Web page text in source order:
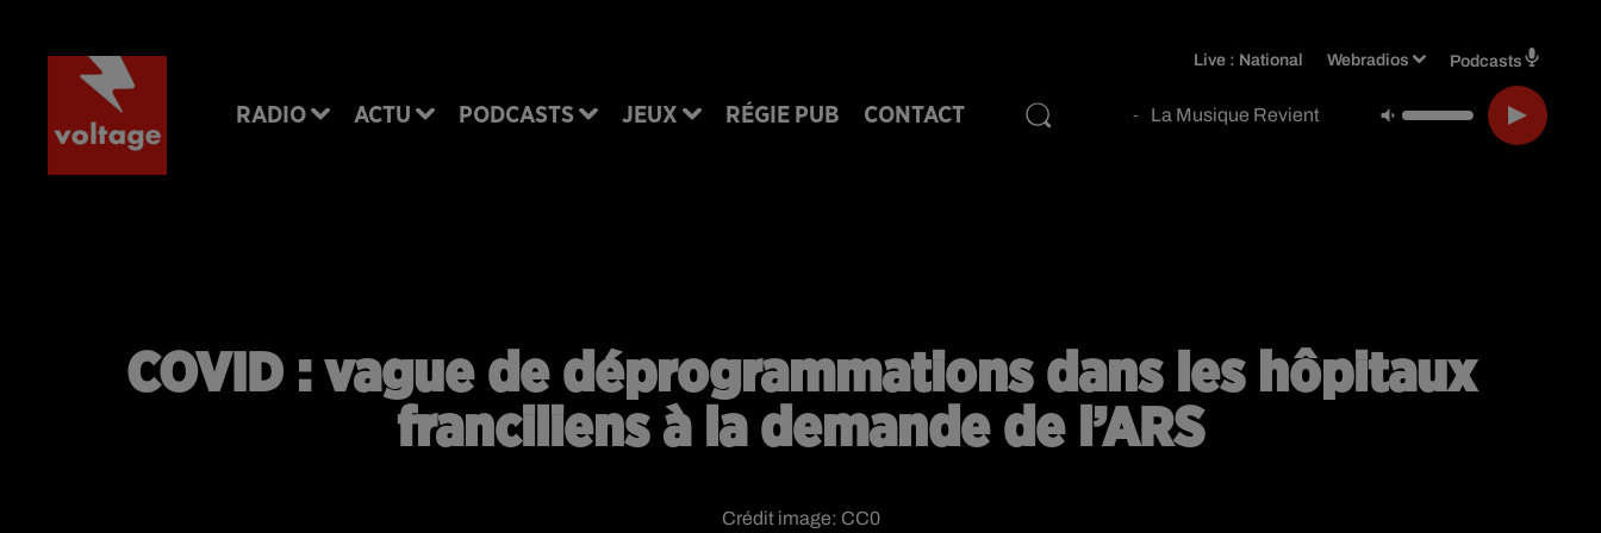
RADIO ACTU PODCASTS JEUX RÉGIE PUB CONTACT
Live : National Webradios Podcasts
- La Musique Revient
COVID : vague de déprogrammations dans les hôpitaux
franciliens à la demande de l’ARS
Crédit image: CC0